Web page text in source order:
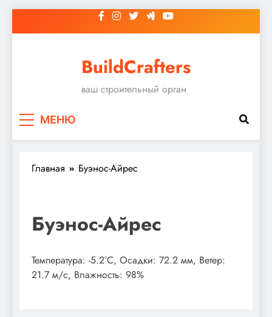
к
BuildCrafters
ваш строительный орган
МЕНЮ
Главная Буэнос-Айрес
Буэнос-Айрес
Температура: -5.2°C, Осадки: 72.2 мм, Ветер:
21.7 м/с, Влажность: 98%